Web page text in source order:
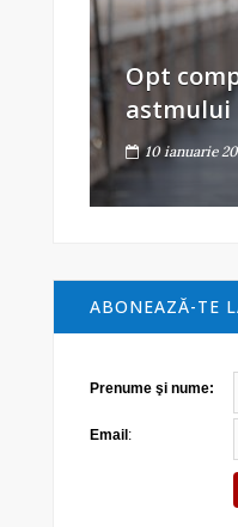
Opt
10 ianuarie
ABONEAZĂ-TE
Prenume şi nume:
Email :